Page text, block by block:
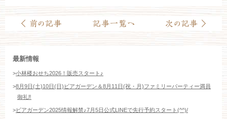
最新情報
>小林楼おせち2026！販売スタート♪
>8月9日(土)10日(日)ビアガーデン＆8月11日(祝・月)ファミリーパーティー満員
御礼‼️
>ビアガーデン2025情報解禁♪7月5日公式LINEで先行予約スタート(^^)/